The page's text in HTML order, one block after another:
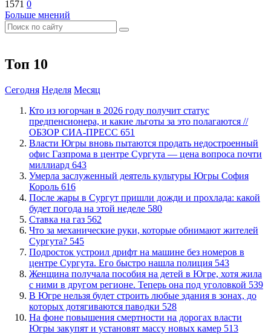
1571 0
Больше мнений
Топ 10
Сегодня Неделя Месяц
Кто из югорчан в 2026 году получит статус
предпенсионера, и какие льготы за это полагаются //
ОБЗОР СИА-ПРЕСС 651
Власти Югры вновь пытаются продать недостроенный
офис Газпрома в центре Сургута — цена вопроса почти
миллиард 643
​Умерла заслуженный деятель культуры Югры София
Король 616
​После жары в Сургут пришли дожди и прохлада: какой
будет погода на этой неделе 580
Ставка на газ 562
​Что за механические руки, которые обнимают жителей
Сургута? 545
Подросток устроил дрифт на машине без номеров в
центре Сургута. Его быстро нашла полиция 543
Женщина получала пособия на детей в Югре, хотя жила
с ними в другом регионе. Теперь она под уголовкой 539
В Югре нельзя будет строить любые здания в зонах, до
которых дотягиваются паводки 528
На фоне повышения смертности на дорогах власти
Югры закупят и установят массу новых камер 513